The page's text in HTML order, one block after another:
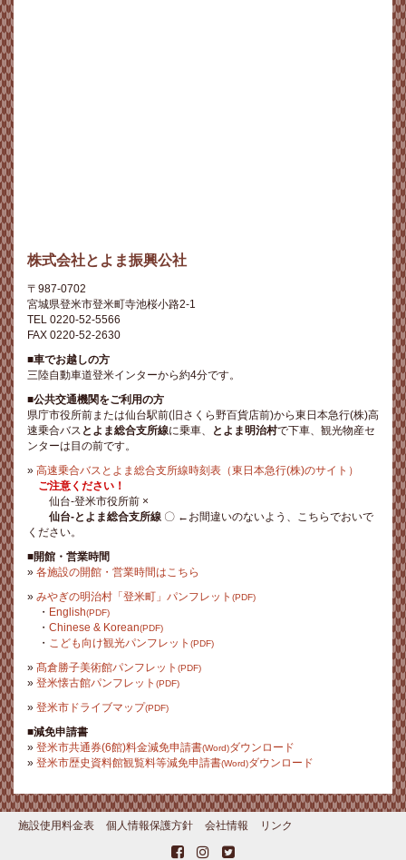
株式会社とよま振興公社
〒987-0702
宮城県登米市登米町寺池桜小路2-1
TEL 0220-52-5566
FAX 0220-52-2630
■車でお越しの方
三陸自動車道登米インターから約4分です。
■公共交通機関をご利用の方
県庁市役所前または仙台駅前(旧さくら野百貨店前)から東日本急行(株)高
速乗合バス とよま総合支所線に乗車、 とよま明治村で下車、観光物産セ
ンターは目の前です。
» 高速乗合バスとよま総合支所線時刻表（東日本急行(株)のサイト）
ご注意ください！
仙台-登米市役所前 ×
仙台-とよま総合支所線 〇 ←お間違いのないよう、こちらでおいで
ください。
■開館・営業時間
» 各施設の開館・営業時間はこちら
» みやぎの明治村「登米町」パンフレット (PDF)
・ English(PDF)
・ Chinese & Korean(PDF)
・ こども向け観光パンフレット (PDF)
» 髙倉勝子美術館パンフレット (PDF)
» 登米懐古館パンフレット (PDF)
» 登米市ドライブマップ(PDF)
■減免申請書
» 登米市共通券(6館)料金減免申請書(Word)ダウンロード
» 登米市歴史資料館観覧料等減免申請書(Word)ダウンロード
施設使用料金表 個人情報保護方針 会社情報 リンク